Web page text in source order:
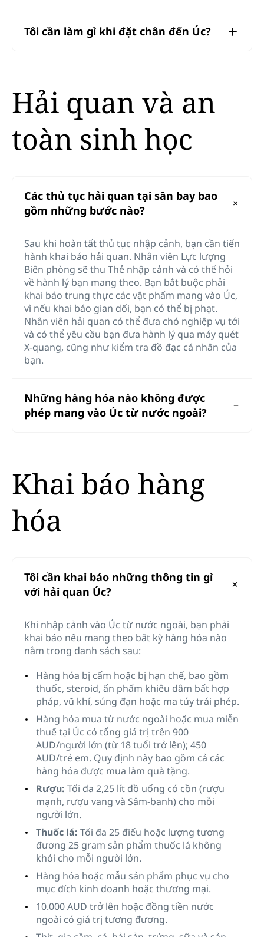
Tôi cần làm gì khi đặt chân đến Úc?
Hải quan và an
toàn sinh học
Các thủ tục hải quan tại sân bay bao
gồm những bước nào?
Sau khi hoàn tất thủ tục nhập cảnh, bạn cần tiến
hành khai báo hải quan. Nhân viên Lực lượng
Biên phòng sẽ thu Thẻ nhập cảnh và có thể hỏi
về hành lý bạn mang theo. Bạn bắt buộc phải
khai báo trung thực các vật phẩm mang vào Úc,
vì nếu khai báo gian dối, bạn có thể bị phạt.
Nhân viên hải quan có thể đưa chó nghiệp vụ tới
và có thể yêu cầu bạn đưa hành lý qua máy quét
X-quang, cũng như kiểm tra đồ đạc cá nhân của
bạn.
Những hàng hóa nào không được
phép mang vào Úc từ nước ngoài?
Khai báo hàng
hóa
Tôi cần khai báo những thông tin gì
với hải quan Úc?
Khi nhập cảnh vào Úc từ nước ngoài, bạn phải
khai báo nếu mang theo bất kỳ hàng hóa nào
nằm trong danh sách sau:
Hàng hóa bị cấm hoặc bị hạn chế, bao gồm
thuốc, steroid, ấn phẩm khiêu dâm bất hợp
pháp, vũ khí, súng đạn hoặc ma túy trái phép.
Hàng hóa mua từ nước ngoài hoặc mua miễn
thuế tại Úc có tổng giá trị trên 900
AUD/người lớn (từ 18 tuổi trở lên); 450
AUD/trẻ em. Quy định này bao gồm cả các
hàng hóa được mua làm quà tặng.
Rượu: Tối đa 2,25 lít đồ uống có cồn (rượu
mạnh, rượu vang và Sâm-banh) cho mỗi
người lớn.
Thuốc lá: Tối đa 25 điếu hoặc lượng tương
đương 25 gram sản phẩm thuốc lá không
khói cho mỗi người lớn.
Hàng hóa hoặc mẫu sản phẩm phục vụ cho
mục đích kinh doanh hoặc thương mại.
10.000 AUD trở lên hoặc đồng tiền nước
ngoài có giá trị tương đương.